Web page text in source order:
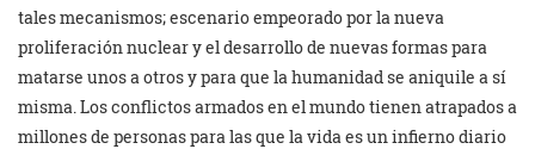
tales mecanismos; escenario empeorado por la nueva
proliferación nuclear y el desarrollo de nuevas formas para
matarse unos a otros y para que la humanidad se aniquile a sí
misma. Los conflictos armados en el mundo tienen atrapados a
millones de personas para las que la vida es un infierno diario